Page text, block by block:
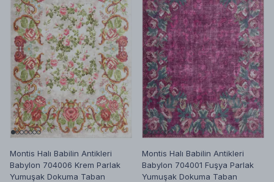
Montis Halı Babilin Antikleri
Babylon 704006 Krem Parlak
Yumuşak Dokuma Taban
Montis Halı Babilin Antikleri
Babylon 704001 Fuşya Parlak
Yumuşak Dokuma Taban